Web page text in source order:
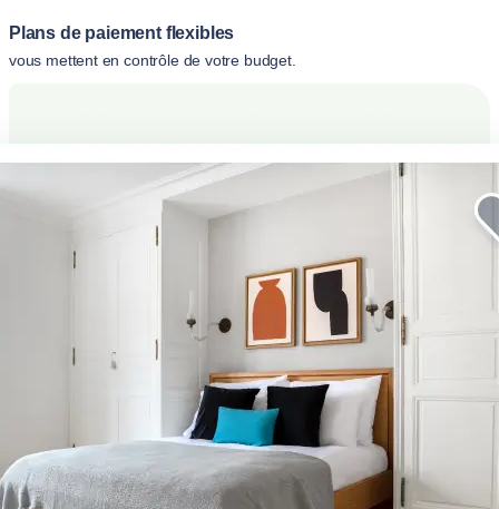
Plans de paiement flexibles
vous mettent en contrôle de votre budget.